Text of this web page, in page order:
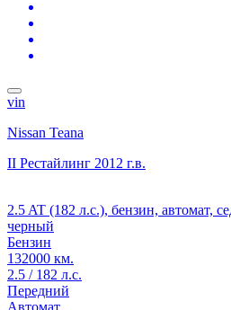
vin
Nissan Teana
II Рестайлинг 2012 г.в.
2.5 AT (182 л.с.), бензин, автомат,
черный
Бензин
132000 км.
2.5 / 182 л.с.
Передний
Автомат